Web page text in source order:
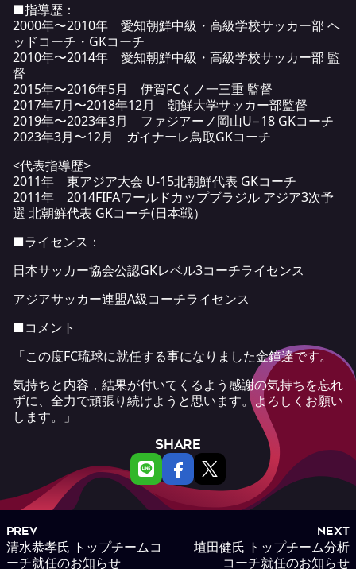
■指導歴：
2000年〜2010年 愛知朝鮮中級・高級学校サッカー部 ヘ
ッドコーチ・GKコーチ
2010年〜2014年 愛知朝鮮中級・高級学校サッカー部 監
督
2015年〜2016年5月 伊賀FCくノ一三重 監督
2017年7月〜2018年12月 朝鮮大学サッカー部監督
2019年〜2023年3月 ファジアーノ岡山U−18 GKコーチ
2023年3月〜12月 ガイナーレ鳥取GKコーチ
<代表指導歴>
2011年 東アジア大会 U-15北朝鮮代表 GKコーチ
2011年 2014FIFAワールドカップブラジル アジア3次予
選 北朝鮮代表 GKコーチ(日本戦）
■ライセンス：
日本サッカー協会公認GKレベル3コーチライセンス
アジアサッカー連盟A級コーチライセンス
■コメント
「この度FC琉球に就任する事になりました金鐘達です。
気持ちと内容，結果が付いてくるよう感謝の気持ちを忘れ
ずに、全力で頑張り続けようと思います。よろしくお願い
します。」
SHARE
PREV
清水恭孝氏 トップチームコ
ーチ就任のお知らせ
NEXT
埴田健氏 トップチーム分析
コーチ就任のお知らせ